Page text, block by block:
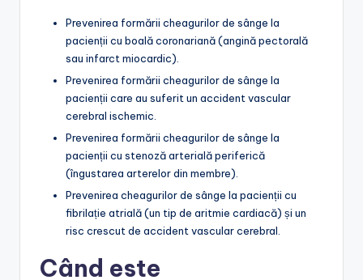
Prevenirea formării cheagurilor de sânge la
pacienții cu boală coronariană (angină pectorală
sau infarct miocardic).
Prevenirea formării cheagurilor de sânge la
pacienții care au suferit un accident vascular
cerebral ischemic.
Prevenirea formării cheagurilor de sânge la
pacienții cu stenoză arterială periferică
(îngustarea arterelor din membre).
Prevenirea cheagurilor de sânge la pacienții cu
fibrilație atrială (un tip de aritmie cardiacă) și un
risc crescut de accident vascular cerebral.
Când este